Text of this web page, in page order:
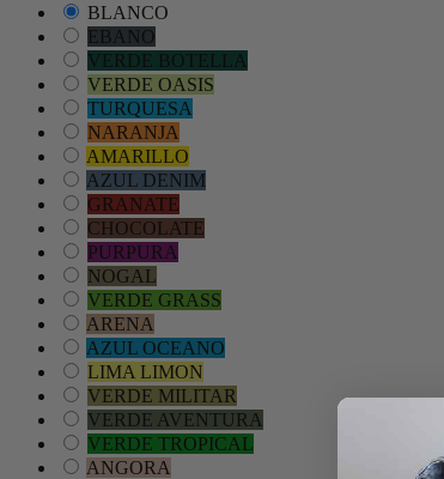
BLANCO
EBANO
VERDE BOTELLA
VERDE OASIS
TURQUESA
NARANJA
AMARILLO
AZUL DENIM
GRANATE
CHOCOLATE
PURPURA
NOGAL
VERDE GRASS
ARENA
AZUL OCEANO
LIMA LIMON
VERDE MILITAR
VERDE AVENTURA
VERDE TROPICAL
ANGORA